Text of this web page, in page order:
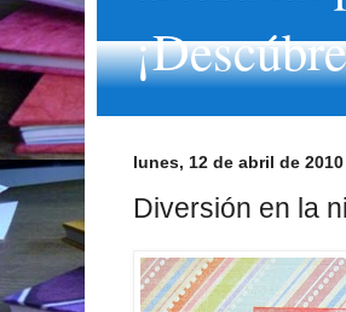
lunes, 12 de abril de 2010
Diversión en la